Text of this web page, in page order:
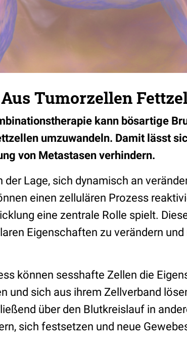
Tumorzellen
kann bösartige
umzuwandeln. Damit lässt
von Metastasen verhindern.
der Lage, sich dynamisch an
einen zellulären Prozess
eine zentrale Rolle spielt.
Eigenschaften zu verändern
können sesshafte Zellen die
und sich aus ihrem Zellverband
über den Blutkreislauf in
sich festsetzen und neue